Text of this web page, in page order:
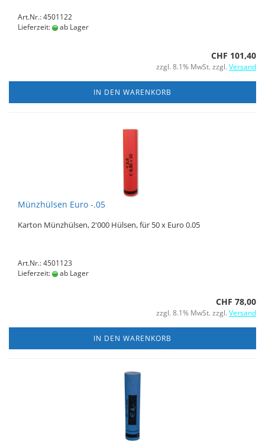
Art.Nr.: 4501122
Lieferzeit:
ab Lager
CHF 101,40
zzgl. 8.1% MwSt. zzgl. Versand
IN DEN WARENKORB
Münzhülsen Euro -.05
Karton Münzhülsen, 2'000 Hülsen, für 50 x Euro 0.05
Art.Nr.: 4501123
Lieferzeit:
ab Lager
CHF 78,00
zzgl. 8.1% MwSt. zzgl. Versand
IN DEN WARENKORB